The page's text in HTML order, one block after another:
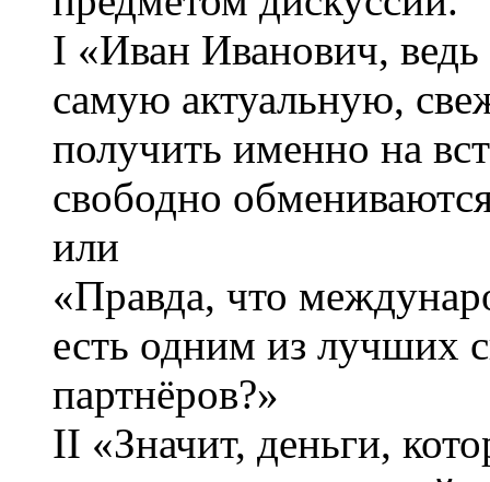
I «Иван Иванович,
самую актуальную,
получить именно на
свободно
или
«Правда, что
есть одним из лучших
партнёров?»
II «Значит, деньги,